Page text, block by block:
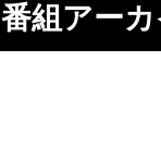
番組アー